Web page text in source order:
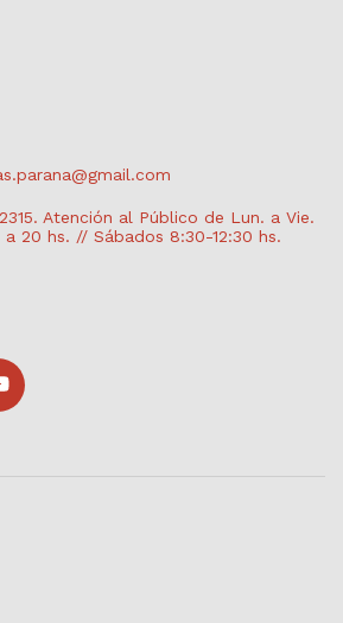
Atención al Público de Lun. a Vie.
a 20 hs. // Sábados 8:30-12:30 hs.